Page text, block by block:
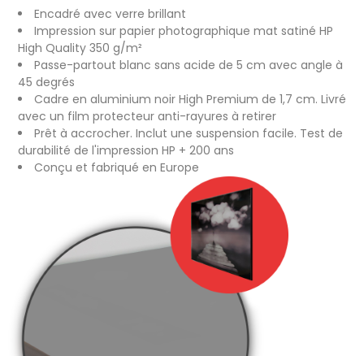
Encadré avec verre brillant
Impression sur papier photographique mat satiné HP
High Quality 350 g/m²
Passe-partout blanc sans acide de 5 cm avec angle à
45 degrés
Cadre en aluminium noir High Premium de 1,7 cm. Livré
avec un film protecteur anti-rayures à retirer
Prêt à accrocher. Inclut une suspension facile. Test de
durabilité de l'impression HP + 200 ans
Conçu et fabriqué en Europe